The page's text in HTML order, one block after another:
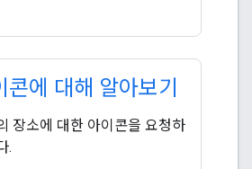
콘에 대해 알아보기
장소에 대한 아이콘을 요청하
.